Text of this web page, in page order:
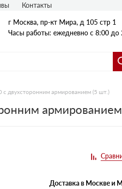
г Москва, пр-кт Мира, д 105 стр 1
Часы работы: ежедневно с 8:00 до
Контакты
с двухсторонним армированием (5 шт.)
Доставка в Москве и